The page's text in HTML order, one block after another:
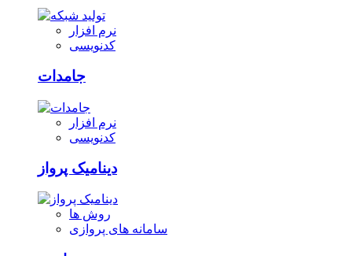
نرم افزار
کدنویسی
جامدات
نرم افزار
کدنویسی
دینامیک پرواز
روش ها
سامانه های پروازی